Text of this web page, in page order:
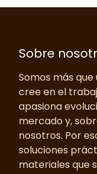
Sobre
Somos más
cree en el
apasiona
mercado y,
nosotros. Por
soluciones
materiales que